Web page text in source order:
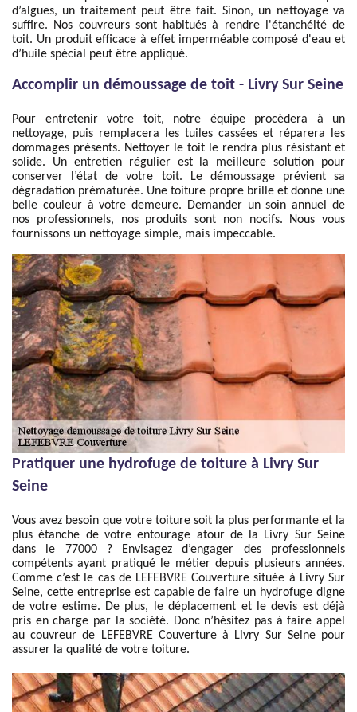
d’algues, un traitement peut être fait. Sinon, un nettoyage va
suffire. Nos couvreurs sont habitués à rendre l'étanchéité de
toit. Un produit efficace à effet imperméable composé d'eau et
d’huile spécial peut être appliqué.
Accomplir un démoussage de toit - Livry Sur Seine
Pour entretenir votre toit, notre équipe procèdera à un
nettoyage, puis remplacera les tuiles cassées et réparera les
dommages présents. Nettoyer le toit le rendra plus résistant et
solide. Un entretien régulier est la meilleure solution pour
conserver l’état de votre toit. Le démoussage prévient sa
dégradation prématurée. Une toiture propre brille et donne une
belle couleur à votre demeure. Demander un soin annuel de
nos professionnels, nos produits sont non nocifs. Nous vous
fournissons un nettoyage simple, mais impeccable.
Pratiquer une hydrofuge de toiture à Livry Sur
Seine
Vous avez besoin que votre toiture soit la plus performante et la
plus étanche de votre entourage atour de la Livry Sur Seine
dans le 77000 ? Envisagez d’engager des professionnels
compétents ayant pratiqué le métier depuis plusieurs années.
Comme c’est le cas de LEFEBVRE Couverture située à Livry Sur
Seine, cette entreprise est capable de faire un hydrofuge digne
de votre estime. De plus, le déplacement et le devis est déjà
pris en charge par la société. Donc n’hésitez pas à faire appel
au couvreur de LEFEBVRE Couverture à Livry Sur Seine pour
assurer la qualité de votre toiture.